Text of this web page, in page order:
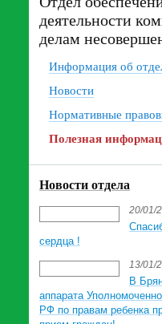
деятельности
делам
Информация об
Новости
Нормативные
Полезная
Новости отдела
20/01/
сердца !
13/01/
В
аппарата
РФ по правам ребенка